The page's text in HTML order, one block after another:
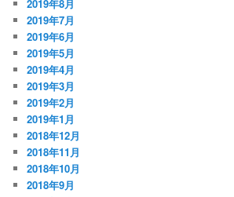
2019年8月
2019年7月
2019年6月
2019年5月
2019年4月
2019年3月
2019年2月
2019年1月
2018年12月
2018年11月
2018年10月
2018年9月